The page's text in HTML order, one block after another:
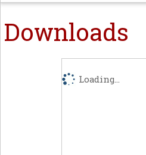
Downloads
Loading...